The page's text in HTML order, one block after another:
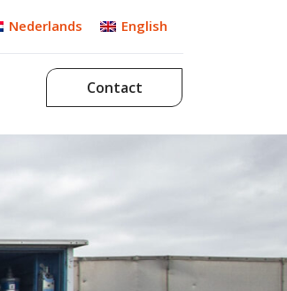
Nederlands English
Contact